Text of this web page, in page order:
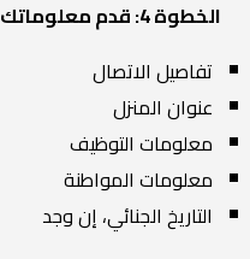
الخطوة 4: قدم معلوماتك الشخصية:
تفاصيل الاتصال
عنوان المنزل
معلومات التوظيف
معلومات المواطنة
التاريخ الجنائي، إن وجد